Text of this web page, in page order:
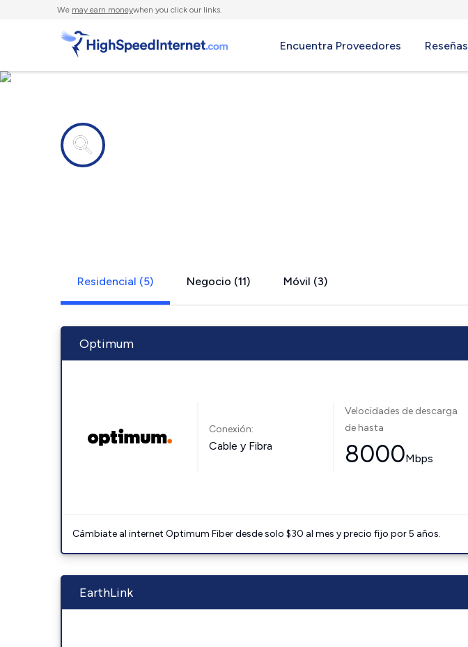
We may earn moneywhen you click our links.
Encuentra Proveedores Reseñas
Residencial (5) Negocio (11) Móvil (3)
Optimum
Conexión:
Cable y Fibra
Velocidades de descarga
de hasta
8000Mbps
Cámbiate al internet Optimum Fiber desde solo $30 al mes y precio fijo por 5 años.
EarthLink